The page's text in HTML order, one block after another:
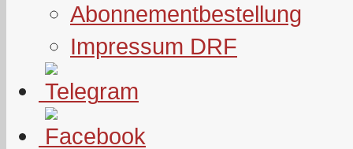
Abonnementbestellung
Impressum DRF